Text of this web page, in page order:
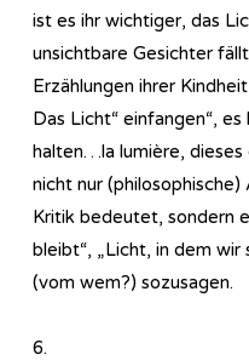
ist es ihr wichtiger, das
unsichtbare Gesichter
Erzählungen ihrer
Das Licht“ einfangen“,
halten…la lumière, dieses
nicht nur (philosophische)
Kritik bedeutet, sondern
bleibt“, „Licht, in dem wir
(vom wem?) sozusagen.
6.